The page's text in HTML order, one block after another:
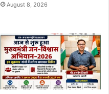
August 8, 2026